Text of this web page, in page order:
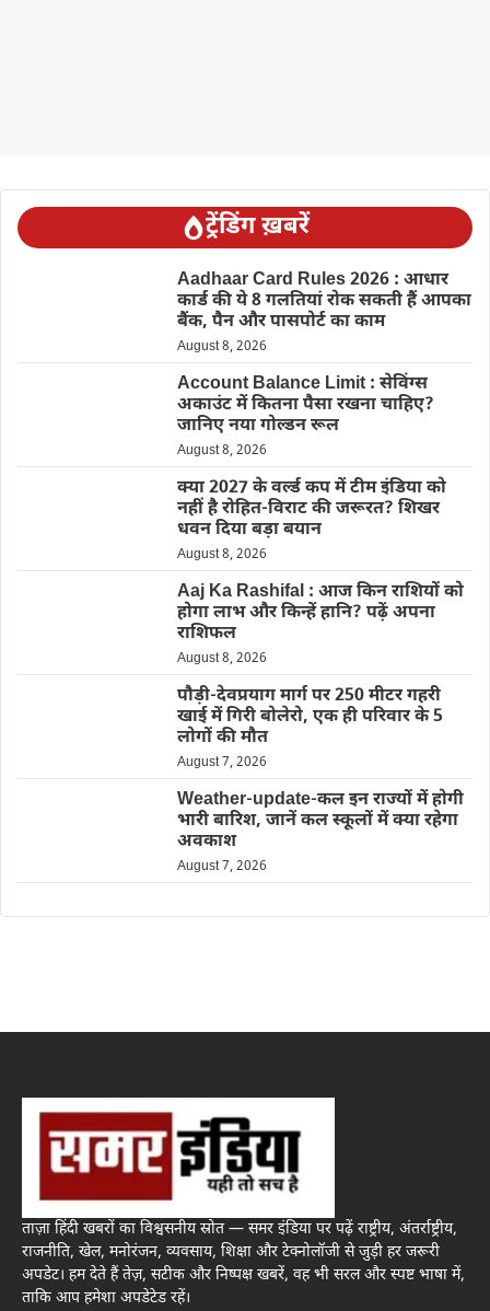
ट्रेंडिंग ख़बरें
Aadhaar Card Rules 2026 : आधार
कार्ड की ये 8 गलतियां रोक सकती हैं आपका
बैंक, पैन और पासपोर्ट का काम
August 8, 2026
Account Balance Limit : सेविंग्स
अकाउंट में कितना पैसा रखना चाहिए?
जानिए नया गोल्डन रूल
August 8, 2026
क्या 2027 के वर्ल्ड कप में टीम इंडिया को
नहीं है रोहित-विराट की जरूरत? शिखर
धवन दिया बड़ा बयान
August 8, 2026
Aaj Ka Rashifal : आज किन राशियों को
होगा लाभ और किन्हें हानि? पढ़ें अपना
राशिफल
August 8, 2026
पौड़ी-देवप्रयाग मार्ग पर 250 मीटर गहरी
खाई में गिरी बोलेरो, एक ही परिवार के 5
लोगों की मौत
August 7, 2026
Weather-update-कल इन राज्यों में होगी
भारी बारिश, जानें कल स्कूलों में क्या रहेगा
अवकाश
August 7, 2026
ताज़ा हिंदी खबरों का विश्वसनीय स्रोत — समर इंडिया पर पढ़ें राष्ट्रीय, अंतर्राष्ट्रीय,
राजनीति, खेल, मनोरंजन, व्यवसाय, शिक्षा और टेक्नोलॉजी से जुड़ी हर जरूरी
अपडेट। हम देते हैं तेज़, सटीक और निष्पक्ष खबरें, वह भी सरल और स्पष्ट भाषा में,
ताकि आप हमेशा अपडेटेड रहें।